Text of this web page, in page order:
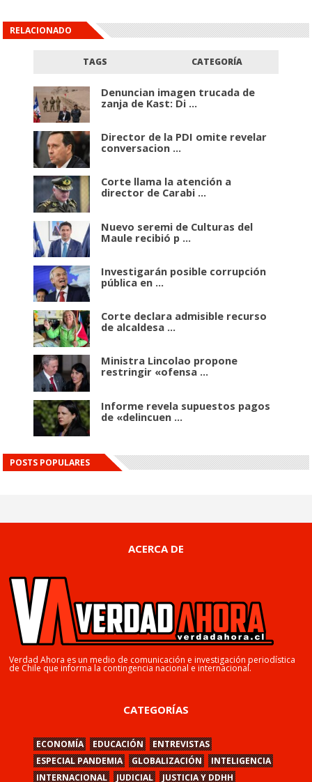
RELACIONADO
TAGS CATEGORÍA
Denuncian imagen trucada de
zanja de Kast: Di ...
Director de la PDI omite revelar
conversacion ...
Corte llama la atención a
director de Carabi ...
Nuevo seremi de Culturas del
Maule recibió p ...
Investigarán posible corrupción
pública en ...
Corte declara admisible recurso
de alcaldesa ...
Ministra Lincolao propone
restringir «ofensa ...
Informe revela supuestos pagos
de «delincuen ...
POSTS POPULARES
ACERCA DE
Verdad Ahora es un medio de comunicación e investigación periodística
de Chile que informa la contingencia nacional e internacional.
CATEGORÍAS
ECONOMÍA EDUCACIÓN
ENTREVISTAS
ESPECIAL PANDEMIA
GLOBALIZACIÓN
INTELIGENCIA
INTERNACIONAL
JUDICIAL JUSTICIA Y DDHH